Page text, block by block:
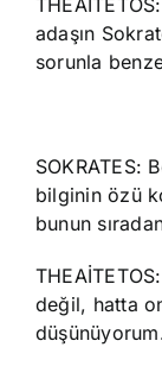
adaşın
sorunla
SOKRATES:
bilginin özü
bunun
değil, hatta